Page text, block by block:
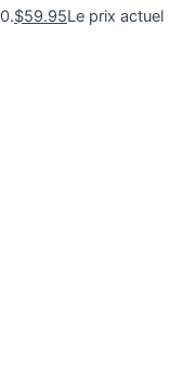
$59.95Le prix actuel